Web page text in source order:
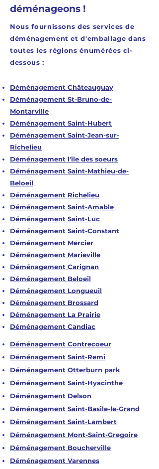
déménageons !
Nous fournissons des services de
déménagement et d'emballage dans
toutes les régions énumérées ci-
dessous :
Déménagement Châteauguay
Déménagement St-Bruno-de-
Montarville
Déménagement Saint-Hubert
Déménagement Saint-Jean-sur-
Richelieu
Déménagement l'île des soeurs
Déménagement Saint-Mathieu-de-
Beloeil
Déménagement Richelieu
Déménagement Saint-Amable
Déménagement Saint-Luc
Déménagement Saint-Constant
Déménagement Mercier
Déménagement Marieville
Déménagement Carignan
Déménagement Beloeil
Déménagement Longueuil
Déménagement Brossard
Déménagement La Prairie
Déménagement Candiac
Déménagement Contrecoeur
Déménagement Saint-Remi
Déménagement Otterburn park
Déménagement Saint-Hyacinthe
Déménagement Delson
Déménagement Saint-Basile-le-Grand
Déménagement Saint-Lambert
Déménagement Mont-Saint-Gregoire
Déménagement Boucherville
Déménagement Varennes